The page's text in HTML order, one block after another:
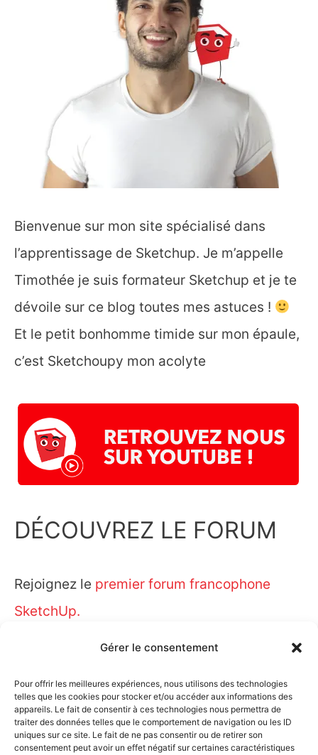
Gérer le consentement
Pour offrir les meilleures expériences, nous utilisons des technologies
telles que les cookies pour stocker et/ou accéder aux informations des
appareils. Le fait de consentir à ces technologies nous permettra de
traiter des données telles que le comportement de navigation ou les ID
uniques sur ce site. Le fait de ne pas consentir ou de retirer son
consentement peut avoir un effet négatif sur certaines caractéristiques
Bienvenue sur mon site spécialisé dans
l’apprentissage de Sketchup. Je m’appelle
Timothée je suis formateur Sketchup et je te
dévoile sur ce blog toutes mes astuces !
Et le petit bonhomme timide sur mon épaule,
c’est Sketchoupy mon acolyte
DÉCOUVREZ LE FORUM
Rejoignez le premier forum francophone
SketchUp.